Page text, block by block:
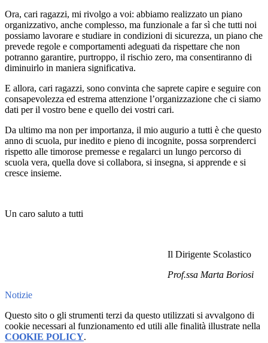
Ora, cari ragazzi, mi rivolgo a voi: abbiamo realizzato un piano
organizzativo, anche complesso, ma funzionale a far sì che tutti noi
possiamo lavorare e studiare in condizioni di sicurezza, un piano che
prevede regole e comportamenti adeguati da rispettare che non
potranno garantire, purtroppo, il rischio zero, ma consentiranno di
diminuirlo in maniera significativa.
E allora, cari ragazzi, sono convinta che saprete capire e seguire con
consapevolezza ed estrema attenzione l’organizzazione che ci siamo
dati per il vostro bene e quello dei vostri cari.
Da ultimo ma non per importanza, il mio augurio a tutti è che questo
anno di scuola, pur inedito e pieno di incognite, possa sorprenderci
rispetto alle timorose premesse e regalarci un lungo percorso di
scuola vera, quella dove si collabora, si insegna, si apprende e si
cresce insieme.
Un caro saluto a tutti
Il Dirigente Scolastico
Prof.ssa Marta Boriosi
Notizie
Questo sito o gli strumenti terzi da questo utilizzati si avvalgono di
cookie necessari al funzionamento ed utili alle finalità illustrate nella
COOKIE POLICY.